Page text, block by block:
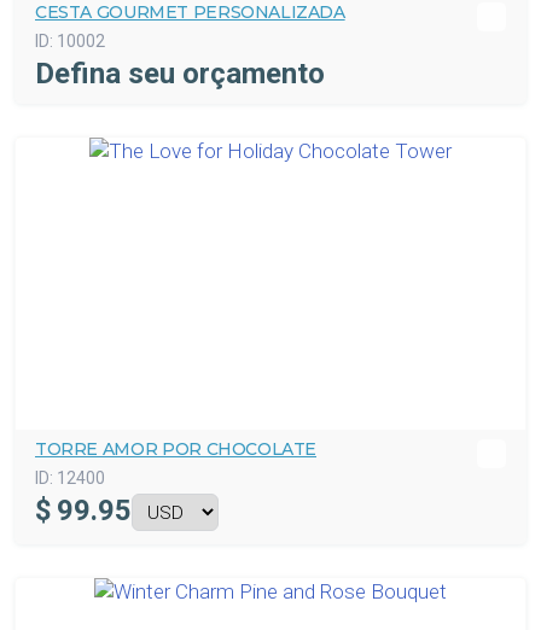
CESTA GOURMET PERSONALIZADA
ID: 10002
Defina seu orçamento
TORRE AMOR POR CHOCOLATE
ID: 12400
$ 99.95